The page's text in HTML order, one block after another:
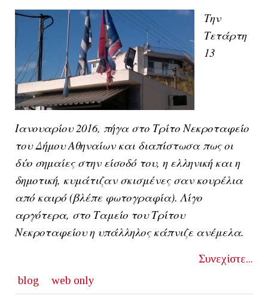
Την
Τετάρτη
13
Ιανουαρίου 2016, πήγα στο Τρίτο Νεκροταφείο
τουΔήμου Αθηναίωνκαι διαπίστωσα πως οι
δύο σημαίες στην είσοδό του, η ελληνική και η
δημοτική, κυμάτιζαν σκισμένες σαν κουρέλια
από καιρό (βλέπε φωτογραφία). Λίγο
αργότερα, στο Ταμείο τουΤρίτου
Νεκροταφείουη υπάλληλος κάπνιζε ανέμελα.
Συνεχίστε...
blog
web only